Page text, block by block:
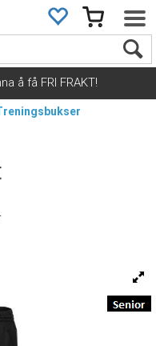
å få FRI FRAKT!